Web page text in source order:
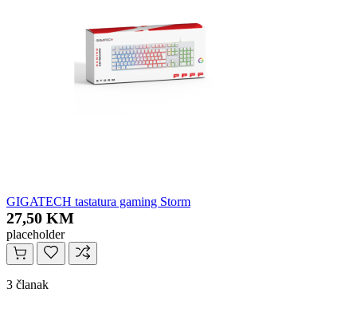
GIGATECH tastatura gaming Storm
27,50 KM
placeholder
3 članak